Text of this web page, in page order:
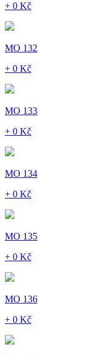
+ 0 Kč
MO 132
+ 0 Kč
MO 133
+ 0 Kč
MO 134
+ 0 Kč
MO 135
+ 0 Kč
MO 136
+ 0 Kč